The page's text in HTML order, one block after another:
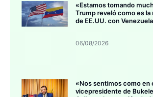
«Estamos tomando
Trump reveló como es la
de EE.UU. con Venezuela
06/08/2026
«Nos sentimos como en
vicepresidente de